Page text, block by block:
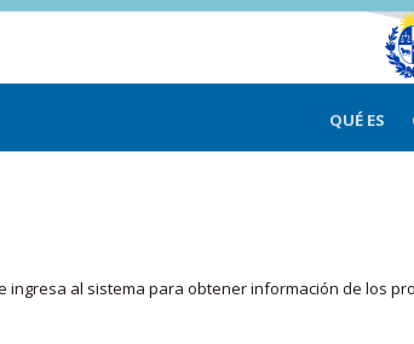
QUÉ ES
al sistema para obtener información de los